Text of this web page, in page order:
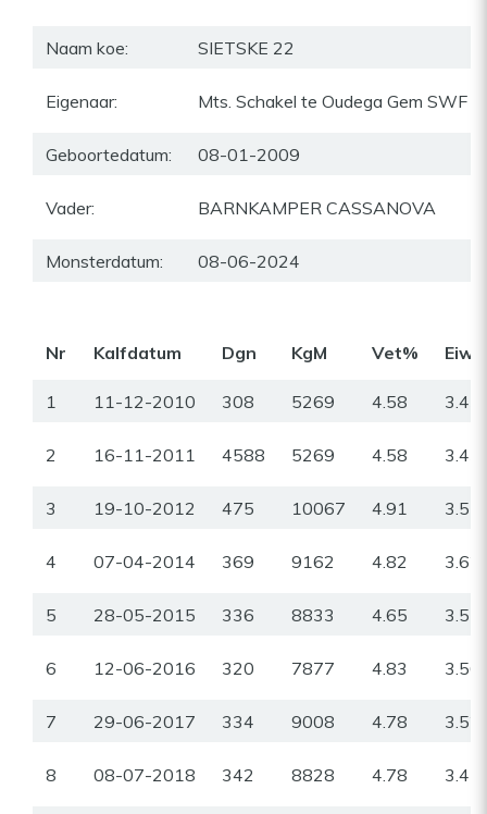
Naam koe: SIETSKE 22
Eigenaar: Mts. Schakel te Oudega Gem SWF
Geboortedatum: 08-01-2009
Vader: BARNKAMPER CASSANOVA
Monsterdatum: 08-06-2024
Nr Kalfdatum Dgn KgM Vet%
1 11-12-2010 308 5269 4.58 3.43
2 16-11-2011 4588 5269 4.58 3.43
3 19-10-2012 475 10067 4.91 3.51
4 07-04-2014 369 9162 4.82 3.62
5 28-05-2015 336 8833 4.65 3.55
6 12-06-2016 320 7877 4.83 3.56
7 29-06-2017 334 9008 4.78 3.52
8 08-07-2018 342 8828 4.78 3.45